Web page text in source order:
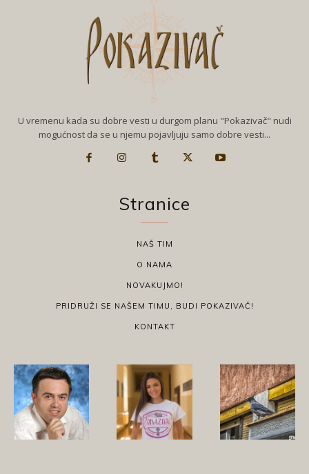
U vremenu kada su dobre vesti u durgom planu "Pokazivač" nudi
mogućnost da se u njemu pojavljuju samo dobre vesti...
Stranice
NAŠ TIM
O NAMA
NOVAKUJMO!
PRIDRUŽI SE NAŠEM TIMU, BUDI POKAZIVAČ!
KONTAKT